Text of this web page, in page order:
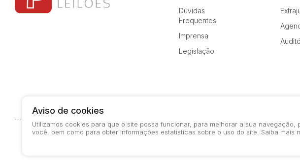
Dúvidas
Frequentes
Imprensa
Legislação
© 2026-present - Todos os direitos reservados Política de
Aviso de cookies
Utilizamos cookies para que o site possa funcionar, para melhorar a sua
você, bem como para obter informações estatísticas sobre o uso do site. Saiba mais